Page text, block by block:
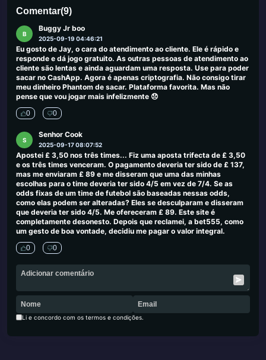
Comentar(9)
0 0
B
Buggy Jr boo
2025-09-19 04:46:21
Eu gosto de Jay, o cara do atendimento ao cliente. Ele é rápido e
responde e dá jogo gratuito. As outras pessoas de atendimento ao
cliente são lentas e ainda aguardam uma resposta. Use para poder
sacar no CashApp. Agora é apenas criptografia. Não consigo tirar
meu dinheiro Phantom de sacar. Plataforma favorita. Mas não
pense que vou jogar mais infelizmente 😞
0 0
S
Senhor Cook
2025-09-17 08:07:52
Apostei £ 3,50 nos três times... Fiz uma aposta trifecta de £ 3,50
e os três times venceram. O pagamento deveria ter sido de £ 137,
mas me enviaram £ 89 e me disseram que uma das minhas
escolhas para o time deveria ter sido 4/5 em vez de 7/4. Se as
odds fixas de um time de futebol são baseadas nessas odds,
como elas podem ser alteradas? Eles se desculparam e disseram
que deveria ter sido 4/5. Me ofereceram £ 89. Este site é
completamente desonesto. Depois que reclamei, a bet555, como
um gesto de boa vontade, decidiu me pagar o valor integral.
0 0
Li e concordo com os termos e condições.